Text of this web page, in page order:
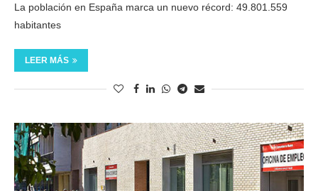
La población en España marca un nuevo récord: 49.801.559
habitantes
LEER MÁS